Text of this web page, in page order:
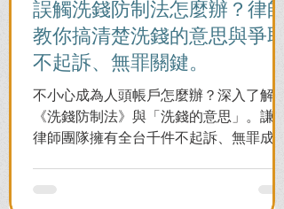
誤觸洗錢防制法怎麼辦？律師
教你搞清楚洗錢的意思與爭取
不起訴、無罪關鍵。
不小心成為人頭帳戶怎麼辦？深入了解
《洗錢防制法》與「洗錢的意思」。謙聖
律師團隊擁有全台千件不起訴、無罪成功